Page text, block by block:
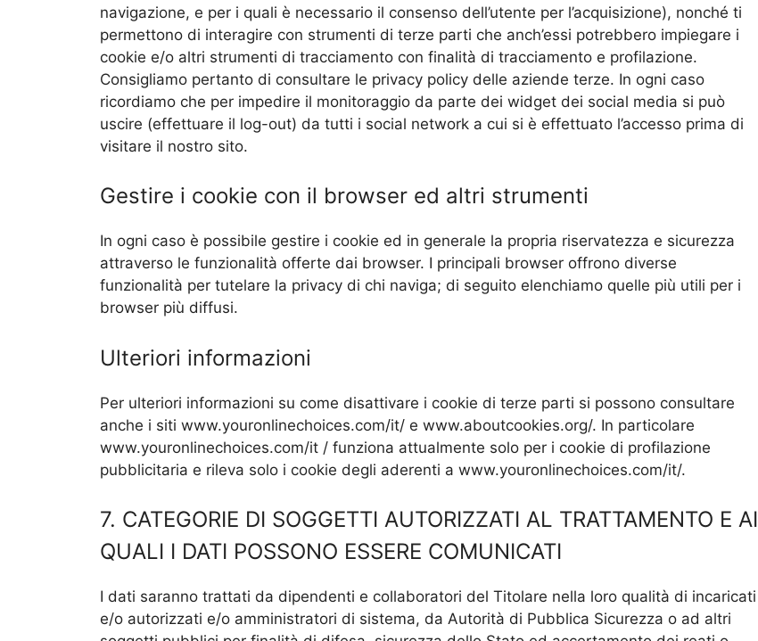
navigazione, e per i quali è necessario il consenso dell’utente per l’acquisizione), nonché ti
permettono di interagire con strumenti di terze parti che anch’essi potrebbero impiegare i
cookie e/o altri strumenti di tracciamento con finalità di tracciamento e profilazione.
Consigliamo pertanto di consultare le privacy policy delle aziende terze. In ogni caso
ricordiamo che per impedire il monitoraggio da parte dei widget dei social media si può
uscire (effettuare il log-out) da tutti i social network a cui si è effettuato l’accesso prima di
visitare il nostro sito.
Gestire i cookie con il browser ed altri strumenti
In ogni caso è possibile gestire i cookie ed in generale la propria riservatezza e sicurezza
attraverso le funzionalità offerte dai browser. I principali browser offrono diverse
funzionalità per tutelare la privacy di chi naviga; di seguito elenchiamo quelle più utili per i
browser più diffusi.
Ulteriori informazioni
Per ulteriori informazioni su come disattivare i cookie di terze parti si possono consultare
anche i siti www.youronlinechoices.com/it/ e www.aboutcookies.org/. In particolare
www.youronlinechoices.com/it / funziona attualmente solo per i cookie di profilazione
pubblicitaria e rileva solo i cookie degli aderenti a www.youronlinechoices.com/it/.
7. CATEGORIE DI SOGGETTI AUTORIZZATI AL TRATTAMENTO E AI
QUALI I DATI POSSONO ESSERE COMUNICATI
I dati saranno trattati da dipendenti e collaboratori del Titolare nella loro qualità di incaricati
e/o autorizzati e/o amministratori di sistema, da Autorità di Pubblica Sicurezza o ad altri